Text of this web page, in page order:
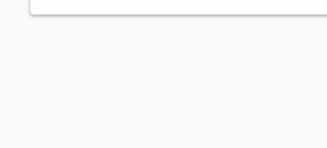
Arabuluculuk Hizmetleri